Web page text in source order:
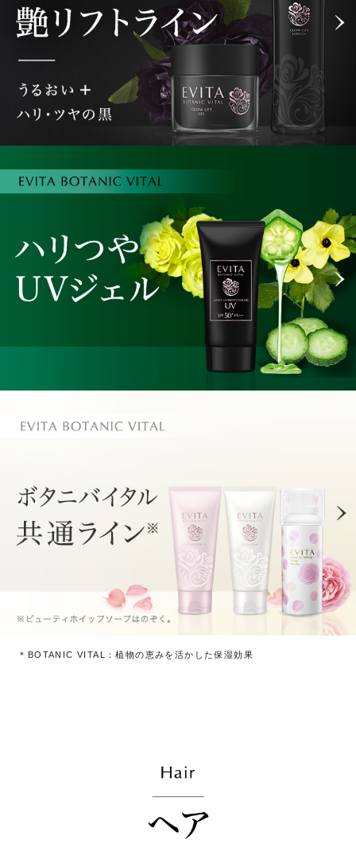
＊BOTANIC VITAL：植物の恵みを活かした保湿効果